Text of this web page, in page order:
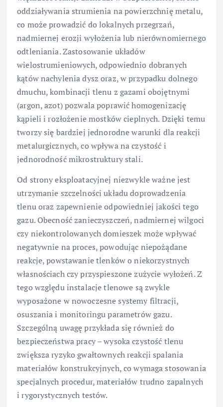
oddziaływania strumienia na powierzchnię metalu,
co może prowadzić do lokalnych przegrzań,
nadmiernej erozji wyłożenia lub nierównomiernego
odtleniania. Zastosowanie układów
wielostrumieniowych, odpowiednio dobranych
kątów nachylenia dysz oraz, w przypadku dolnego
dmuchu, kombinacji tlenu z gazami obojętnymi
(argon, azot) pozwala poprawić homogenizację
kąpieli i rozłożenie mostków cieplnych. Dzięki temu
tworzy się bardziej jednorodne warunki dla reakcji
metalurgicznych, co wpływa na czystość i
jednorodność mikrostruktury stali.
Od strony eksploatacyjnej niezwykle ważne jest
utrzymanie szczelności układu doprowadzenia
tlenu oraz zapewnienie odpowiedniej jakości tego
gazu. Obecność zanieczyszczeń, nadmiernej wilgoci
czy niekontrolowanych domieszek może wpływać
negatywnie na proces, powodując niepożądane
reakcje, powstawanie tlenków o niekorzystnych
własnościach czy przyspieszone zużycie wyłożeń. Z
tego względu instalacje tlenowe są zwykle
wyposażone w nowoczesne systemy filtracji,
osuszania i monitoringu parametrów gazu.
Szczególną uwagę przykłada się również do
bezpieczeństwa pracy – wysoka czystość tlenu
zwiększa ryzyko gwałtownych reakcji spalania
materiałów konstrukcyjnych, co wymaga stosowania
specjalnych procedur, materiałów trudno zapalnych
i rygorystycznych testów.